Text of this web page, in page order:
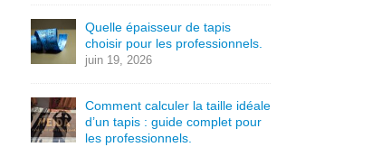
Quelle épaisseur de tapis
choisir pour les professionnels.
juin 19, 2026
Comment calculer la taille idéale
d’un tapis : guide complet pour
les professionnels.